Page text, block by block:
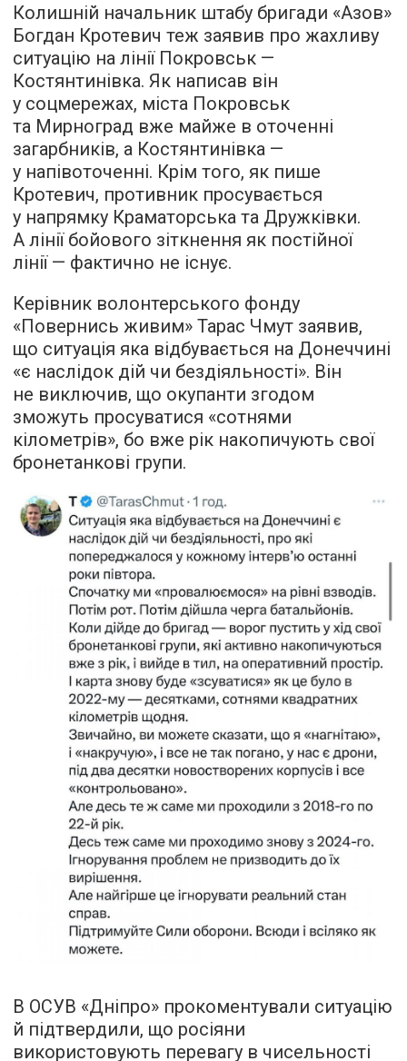
Колишній начальник штабу бригади «Азов»
Богдан Кротевич теж заявив про жахливу
ситуацію на лінії Покровськ —
Костянтинівка. Як написав він
у соцмережах, міста Покровськ
та Мирноград вже майже в оточенні
загарбників, а Костянтинівка —
у напівоточенні. Крім того, як пише
Кротевич, противник просувається
у напрямку Краматорська та Дружківки.
А лінії бойового зіткнення як постійної
лінії — фактично не існує.
Керівник волонтерського фонду
«Повернись живим» Тарас Чмут заявив,
що ситуація яка відбувається на Донеччині
«є наслідок дій чи бездіяльності». Він
не виключив, що окупанти згодом
зможуть просуватися «сотнями
кілометрів», бо вже рік накопичують свої
бронетанкові групи.
В ОСУВ «Дніпро» прокоментували ситуацію
й підтвердили, що росіяни
використовують перевагу в чисельності